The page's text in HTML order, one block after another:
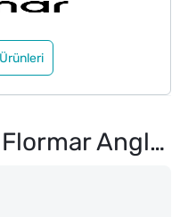
Flormar Angled Brow Fırçalı ve Asansörlü Açılı Kaş Kalemi No: 003